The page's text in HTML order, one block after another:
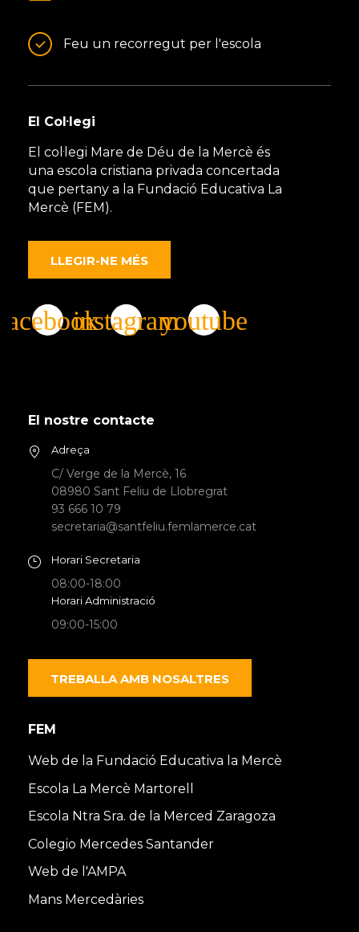
Feu un recorregut per l'escola
El Col·legi
El col·legi Mare de Déu de la Mercè és
una escola cristiana privada concertada
que pertany a la Fundació Educativa La
Mercè (FEM).
LLEGIR-NE MÉS
El nostre contacte
Adreça
C/ Verge de la Mercè, 16
08980 Sant Feliu de Llobregrat
93 666 10 79
secretaria@santfeliu.femlamerce.cat
Horari Secretaria
08:00-18:00
Horari Administració
09:00-15:00
TREBALLA AMB NOSALTRES
FEM
Web de la Fundació Educativa la Mercè
Escola La Mercè Martorell
Escola Ntra Sra. de la Merced Zaragoza
Colegio Mercedes Santander
Web de l'AMPA
Mans Mercedàries